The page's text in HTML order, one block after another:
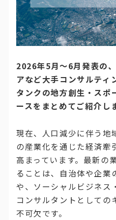
2026年5月～6月発表の
アなど大手コンサルティ
タンクの地方創生・スポ
ースをまとめてご紹介し
現在、人口減少に伴う地
の産業化を通じた経済牽
高まっています。最新の
ることは、自治体や企業
や、ソーシャルビジネス
コンサルタントとしての
不可欠です。